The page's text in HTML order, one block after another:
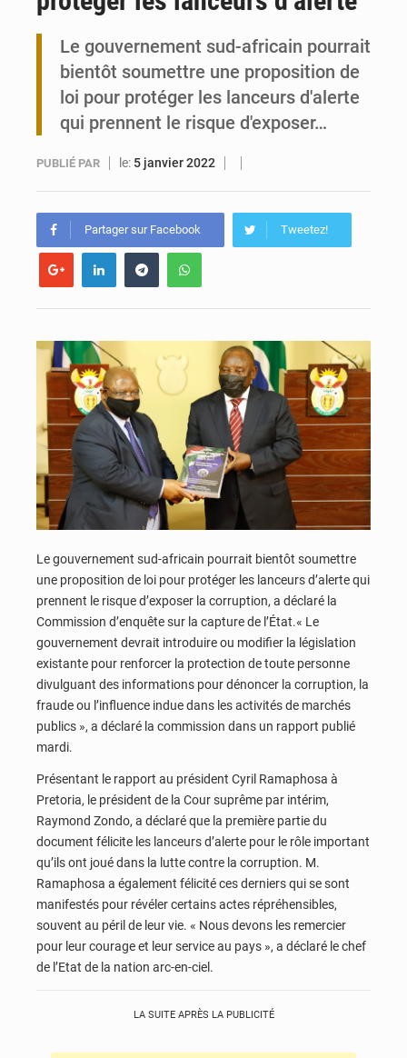
Victoire Dogbé prône l’engagement politique des femmes à Kigali
Le gouvernement sud-africain pourrait
bientôt soumettre une proposition de
loi pour protéger les lanceurs d'alerte
qui prennent le risque d'exposer…
PUBLIÉ PAR le: 5 janvier 2022
Partager sur Facebook Tweetez!
Le gouvernement sud-africain pourrait bientôt soumettre
une proposition de loi pour protéger les lanceurs d’alerte qui
prennent le risque d’exposer la corruption, a déclaré la
Commission d’enquête sur la capture de l’État.« Le
gouvernement devrait introduire ou modifier la législation
existante pour renforcer la protection de toute personne
divulguant des informations pour dénoncer la corruption, la
fraude ou l’influence indue dans les activités de marchés
publics », a déclaré la commission dans un rapport publié
mardi.
Présentant le rapport au président Cyril Ramaphosa à
Pretoria, le président de la Cour suprême par intérim,
Raymond Zondo, a déclaré que la première partie du
document félicite les lanceurs d’alerte pour le rôle important
qu’ils ont joué dans la lutte contre la corruption. M.
Ramaphosa a également félicité ces derniers qui se sont
manifestés pour révéler certains actes répréhensibles,
souvent au péril de leur vie. « Nous devons les remercier
pour leur courage et leur service au pays », a déclaré le chef
de l’Etat de la nation arc-en-ciel.
LA SUITE APRÈS LA PUBLICITÉ